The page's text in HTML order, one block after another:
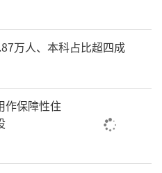
假“无处去、看护
后顾之忧”，早在202
提前谋划，牵头协调市
部、市总工会、团市
市科协、市民政局、
局等11部门，动员各
文明实践中心（所、
万人、本科占比超四成
作保障性住